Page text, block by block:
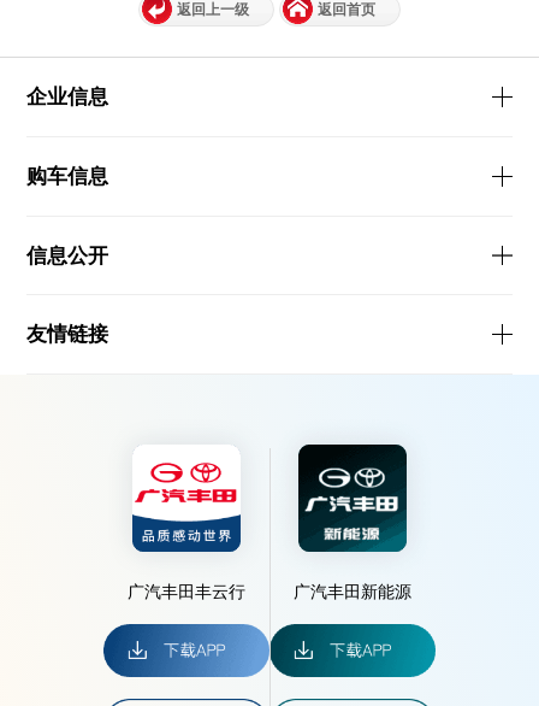
返回上一级 返回首页
企业信息
购车信息
信息公开
友情链接
广汽丰田丰云行 广汽丰田新能源